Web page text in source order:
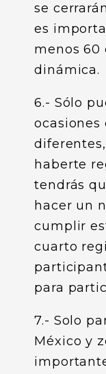
se
es
menos 60
dinámica.
6.- Sólo
ocasiones
haberte
tendrás
hacer un
cumplir
cuarto
para
7.- Solo
México y